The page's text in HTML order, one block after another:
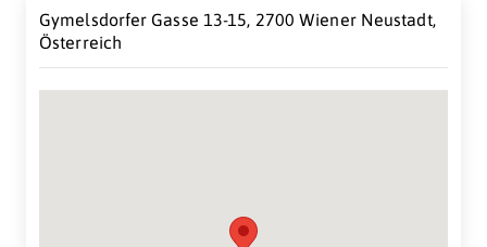
Gymelsdorfer Gasse 13-15, 2700 Wiener Neustadt,
Österreich